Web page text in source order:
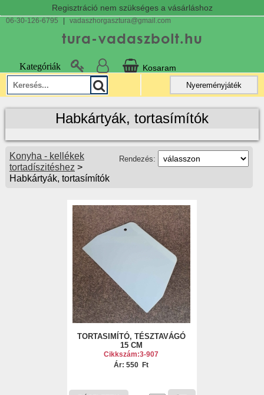
Regisztráció nem szükséges a vásárláshoz
06-30-126-6795 vadaszhorgasztura@gmail.com
Kategóriák Kosaram
Nyereményjáték
Habkártyák, tortasímítók
Rendezés:
Konyha - kellékek
tortadíszitéshez >
Habkártyák, tortasímítók
TORTASIMÍTÓ, TÉSZTAVÁGÓ
15 CM
Cikkszám:3-907
Ár: 550 Ft